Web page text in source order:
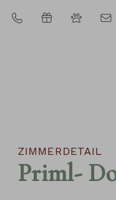
ZIMMERDETAIL
Priml-